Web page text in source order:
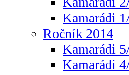
Kamarádi
Ročník 2014
Kamarádi
Kamarádi